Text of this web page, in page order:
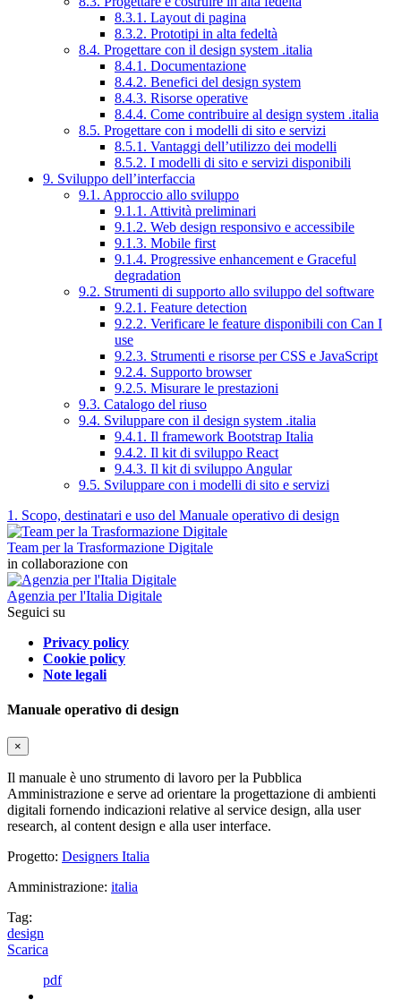
8.3.1. Layout di pagina
8.3.2. Prototipi in alta fedeltà
8.4. Progettare con il design system .italia
8.4.1. Documentazione
8.4.2. Benefici del design system
8.4.3. Risorse operative
8.4.4. Come contribuire al design system .italia
8.5. Progettare con i modelli di sito e servizi
8.5.1. Vantaggi dell’utilizzo dei modelli
8.5.2. I modelli di sito e servizi disponibili
9. Sviluppo dell’interfaccia
9.1. Approccio allo sviluppo
9.1.1. Attività preliminari
9.1.2. Web design responsivo e accessibile
9.1.3. Mobile first
9.1.4. Progressive enhancement e Graceful
degradation
9.2. Strumenti di supporto allo sviluppo del software
9.2.1. Feature detection
9.2.2. Verificare le feature disponibili con Can I
use
9.2.3. Strumenti e risorse per CSS e JavaScript
9.2.4. Supporto browser
9.2.5. Misurare le prestazioni
9.3. Catalogo del riuso
9.4. Sviluppare con il design system .italia
9.4.1. Il framework Bootstrap Italia
9.4.2. Il kit di sviluppo React
9.4.3. Il kit di sviluppo Angular
9.5. Sviluppare con i modelli di sito e servizi
1. Scopo, destinatari e uso del Manuale operativo di design
Team per la Trasformazione Digitale
in collaborazione con
Agenzia per l'Italia Digitale
Seguici su
Privacy policy
Cookie policy
Note legali
Manuale operativo di design
×
Il manuale è uno strumento di lavoro per la Pubblica
Amministrazione e serve ad orientare la progettazione di ambienti
digitali fornendo indicazioni relative al service design, alla user
research, al content design e alla user interface.
Progetto: Designers Italia
Amministrazione: italia
Tag:
design
Scarica
pdf